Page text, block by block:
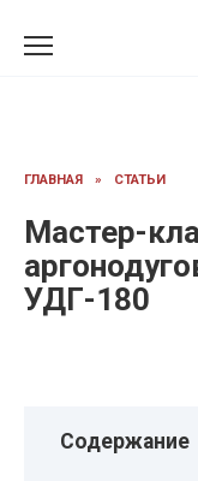
ГЛАВНАЯ » СТАТЬИ
Мастер-
УДГ-180
Содержание